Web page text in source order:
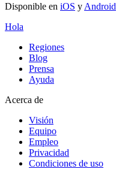
Disponible en iOS y Android
Hola
Regiones
Blog
Prensa
Ayuda
Acerca de
Visión
Equipo
Empleo
Privacidad
Condiciones de uso